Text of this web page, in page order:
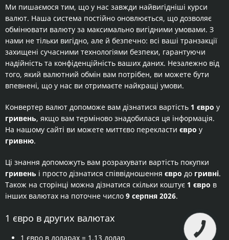
Ми пишаємося тим, що у нас завжди найвигідніші курси
валют. Наша система постійно оновлюється, що дозволяє
обмінювати валюту за максимально вигідними умовами. З
нами не тільки вигідно, але й безпечно: всі ваші транзакції
захищені сучасними технологіями безпеки, гарантуючи
надійність та конфіденційність ваших даних. Незалежно від
того, який валютний обмін вам потрібен, ви можете бути
впевнені, що у нас ви отримаєте найкращі умови.
Конвертер валют допоможе вам дізнатися вартість 1 євро у
гривень, якщо вам терміново знадобилася ця інформація.
На нашому сайті ви можете миттєво перекласти євро у
гривню.
Ці знання допоможуть вам розрахувати вартість покупки
гривень і просто дізнатися співвідношення євро до гривні.
Також на сторінці можна дізнатися скільки коштує 1 євро в
інших валютах на поточне число 9 серпня 2026.
1 євро в других валютах
1 євро в доларах = 1,13 долар